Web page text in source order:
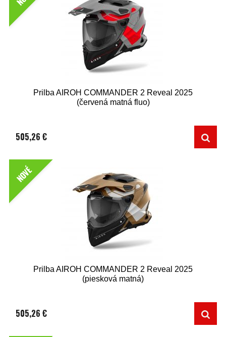
Prilba AIROH COMMANDER 2 Reveal 2025
(červená matná fluo)
505,26 €
NOVÉ
Prilba AIROH COMMANDER 2 Reveal 2025
(piesková matná)
505,26 €